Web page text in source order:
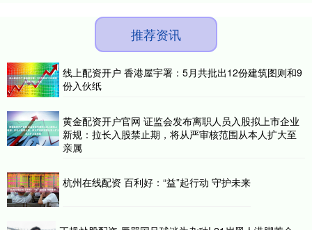
推荐资讯
线上配资开户 香港屋宇署：5月共批出12份建筑图则和9
份入伙纸
黄金配资开户官网 证监会发布离职人员入股拟上市企业
新规：拉长入股禁止期，将从严审核范围从本人扩大至
亲属
杭州在线配资 百利好：“益”起行动 守护未来